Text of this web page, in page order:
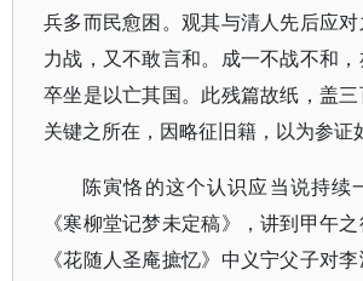
兵多而民愈困。观其与清人先后应
力战，又不敢言和。成一不战不和，
卒坐是以亡其国。此残篇故纸，盖
关键之所在，因略征旧籍，以为参证
陈寅恪的这个认识应当说持续
《寒柳堂记梦未定稿》，讲到甲午
《花随人圣庵摭忆》中义宁父子对